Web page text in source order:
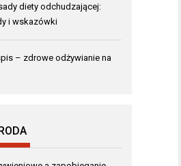
diety odchudzającej:
i wskazówki
– zdrowe odżywianie na